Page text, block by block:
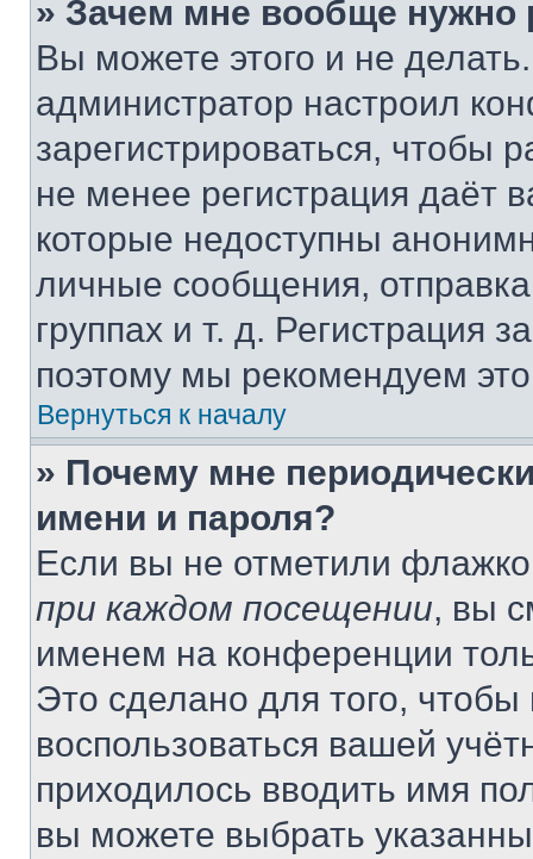
» Зачем мне вообще нужно
Вы можете этого и не
администратор настроил
зарегистрироваться, чтобы
не менее регистрация даёт
которые недоступны
личные сообщения,
группах и т. д. Регистрация
поэтому мы рекомендуем
Вернуться к началу
» Почему мне
имени и пароля?
Если вы не отметили
при каждом посещении, вы
именем на конференции
Это сделано для того, чтобы
воспользоваться вашей
приходилось вводить имя
вы можете выбрать